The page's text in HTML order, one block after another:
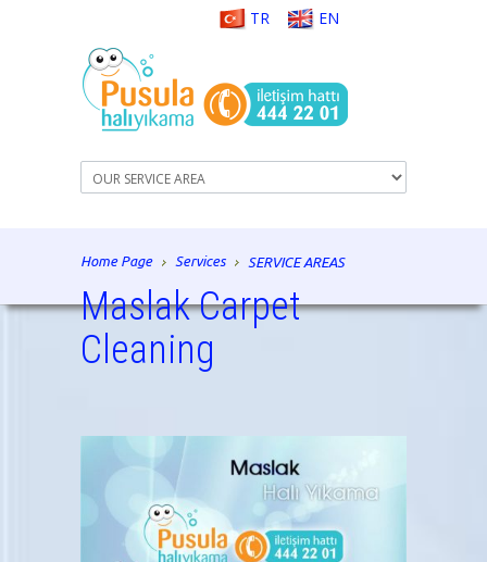
TR EN
Home Page Services SERVICE AREAS
Maslak Carpet
Cleaning